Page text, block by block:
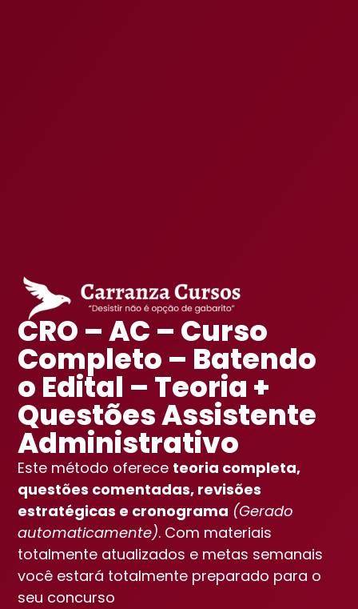
CRO – AC – Curso
Completo – Batendo
o Edital – Teoria +
Questões Assistente
Administrativo
Este método oferece teoria completa,
questões comentadas, revisões
estratégicas e cronograma (Gerado
automaticamente). Com materiais
totalmente atualizados e metas semanais
você estará totalmente preparado para o
seu concurso